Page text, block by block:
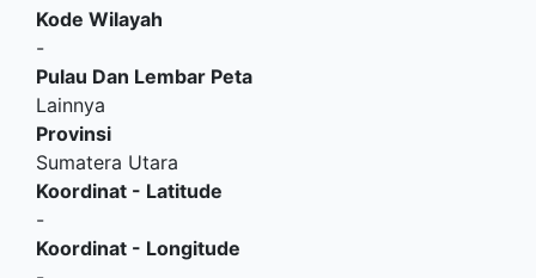
Kode Wilayah
-
Pulau Dan Lembar Peta
Lainnya
Provinsi
Sumatera Utara
Koordinat - Latitude
-
Koordinat - Longitude